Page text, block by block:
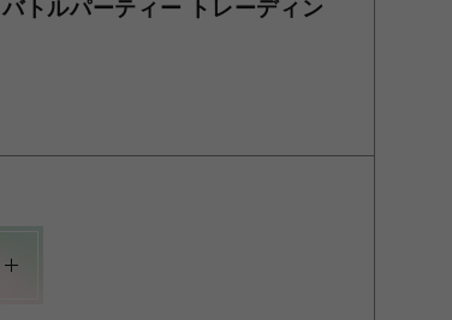
トルパーティー トレーディン